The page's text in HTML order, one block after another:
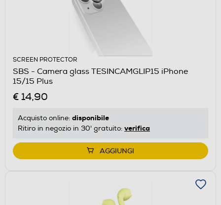
SCREEN PROTECTOR
SBS - Camera glass TESINCAMGLIP15 iPhone
15/15 Plus
€ 14,90
Acquisto online: disponibile
Ritiro in negozio in 30' gratuito: verifica
AGGIUNGI